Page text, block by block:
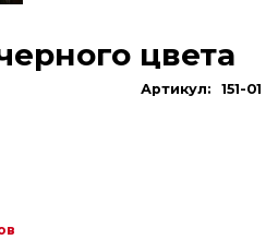
цвета
Артикул: 151-01